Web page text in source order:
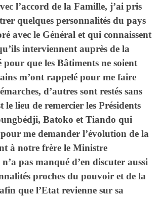
l’accord de la Famille, j’ai pris
quelques personnalités du pays
avec le Général et qui connaissent
interviennent auprès de la
que les Bâtiments ne soient
m’ont rappelé pour me faire
d’autres sont restés sans
le lieu de remercier les Présidents
Batoko et Tiando qui
me demander l’évolution de la
à notre frère le Ministre
pas manqué d’en discuter aussi
proches du pouvoir et de la
que l’Etat revienne sur sa